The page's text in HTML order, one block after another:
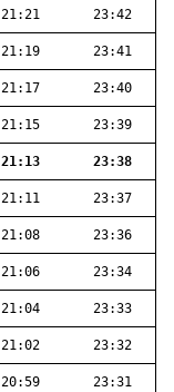
21:21 23:42
21:19 23:41
21:17 23:40
21:15 23:39
21:13 23:38
21:11 23:37
21:08 23:36
21:06 23:34
21:04 23:33
21:02 23:32
20:59 23:31